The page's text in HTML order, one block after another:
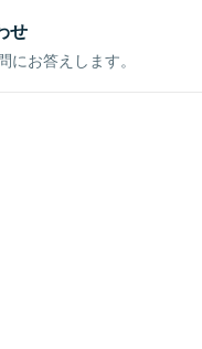
せ
お答えします。